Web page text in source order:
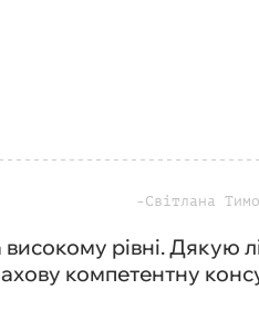
Світлана
високому рівні. Дякую
компетентну